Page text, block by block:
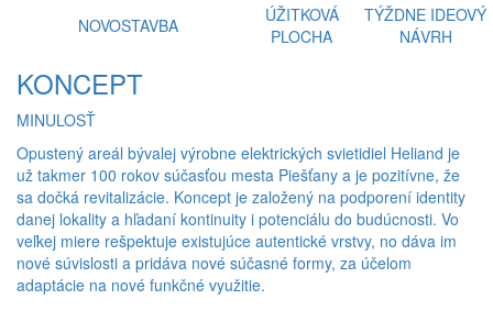
NOVOSTAVBA
ÚŽITKOVÁ
PLOCHA
TÝŽDNE IDEOVÝ
NÁVRH
KONCEPT
MINULOSŤ
Opustený areál bývalej výrobne elektrických svietidiel Heliand je
už takmer 100 rokov súčasťou mesta Piešťany a je pozitívne, že
sa dočká revitalizácie. Koncept je založený na podporení identity
danej lokality a hľadaní kontinuity i potenciálu do budúcnosti. Vo
veľkej miere rešpektuje existujúce autentické vrstvy, no dáva im
nové súvislosti a pridáva nové súčasné formy, za účelom
adaptácie na nové funkčné využitie.